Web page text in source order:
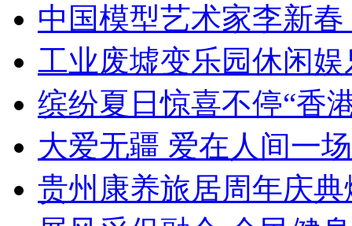
中国模型艺术家李新
工业废墟变乐园休闲
缤纷夏日惊喜不停“香
大爱无疆 爱在人间一
贵州康养旅居周年庆